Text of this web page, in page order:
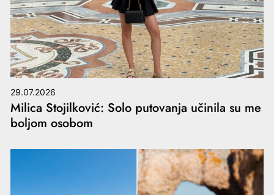
29.07.2026
Milica Stojilković: Solo putovanja učinila su me
boljom osobom